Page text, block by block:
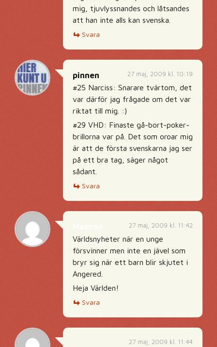
mig, tjuvlyssnandes och låtsandes
att han inte alls kan svenska.
Svara
27 maj, 2009 kl. 10:19
pinnen
#25 Narciss: Snarare tvärtom, det
var därför jag frågade om det var
riktat till mig. :)
#29 VHD: Finaste gå-bort-poker-
brillorna var på. Det som oroar mig
är att de första svenskarna jag ser
på ett bra tag, säger något
sådant.
Svara
27 maj, 2009 kl. 11:42
Världsnyheter när en unge
försvinner men inte en jävel som
bryr sig när ett barn blir skjutet i
Angered.
Heja Världen!
Svara
27 maj, 2009 kl. 11:44